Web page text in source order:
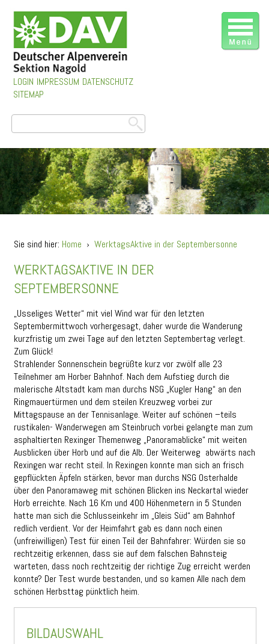
LOGIN IMPRESSUM DATENSCHUTZ
SITEMAP
Sie sind hier: Home › WerktagsAktive in der Septembersonne
WERKTAGSAKTIVE IN DER
SEPTEMBERSONNE
„Usseliges Wetter“ mit viel Wind war für den letzten
Septembermittwoch vorhergesagt, daher wurde die Wanderung
kurzfristig um zwei Tage auf den letzten Septembertag verlegt.
Zum Glück!
Strahlender Sonnenschein begrüßte kurz vor zwölf alle 23
Teilnehmer am Horber Bahnhof. Nach dem Aufstieg durch die
malerische Altstadt kam man durchs NSG „Kugler Hang“ an den
Ringmauertürmen und dem steilen Kreuzweg vorbei zur
Mittagspause an der Tennisanlage. Weiter auf schönen –teils
rustikalen- Wanderwegen am Steinbruch vorbei gelangte man zum
asphaltierten Rexinger Themenweg „Panoramablicke“ mit weiten
Ausblicken über Horb und auf die Alb. Der Weiterweg abwärts nach
Rexingen war recht steil. In Rexingen konnte man sich an frisch
gepflückten Äpfeln stärken, bevor man durchs NSG Osterhalde
über den Panoramaweg mit schönen Blicken ins Neckartal wieder
Horb erreichte. Nach 16 Km und 400 Höhenmetern in 5 Stunden
hatte man sich die Schlusseinkehr im „Gleis Süd“ am Bahnhof
redlich verdient. Vor der Heimfahrt gab es dann noch einen
(unfreiwilligen) Test für einen Teil der Bahnfahrer: Würden sie so
rechtzeitig erkennen, dass sie auf dem falschen Bahnsteig
warteten, dass noch rechtzeitig der richtige Zug erreicht werden
konnte? Der Test wurde bestanden, und so kamen Alle nach dem
schönen Herbsttag pünktlich heim.
BILDAUSWAHL